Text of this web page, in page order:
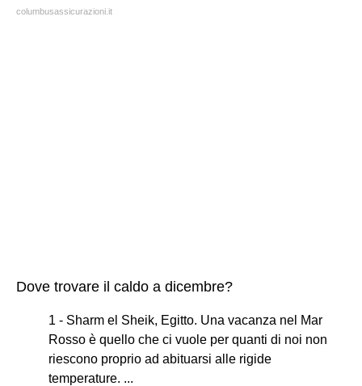
columbusassicurazioni.it
Dove trovare il caldo a dicembre?
1 - Sharm el Sheik, Egitto. Una vacanza nel Mar
Rosso è quello che ci vuole per quanti di noi non
riescono proprio ad abituarsi alle rigide
temperature. ...